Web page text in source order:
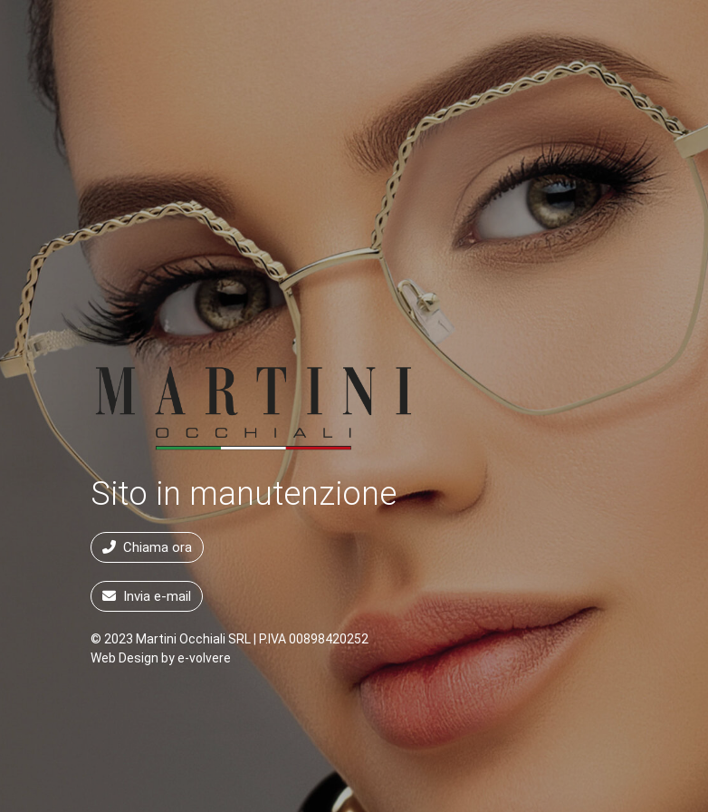
Sito in manutenzione
Chiama ora
Invia e-mail
© 2023 Martini Occhiali SRL | P.IVA 00898420252
Web Design bye-volvere